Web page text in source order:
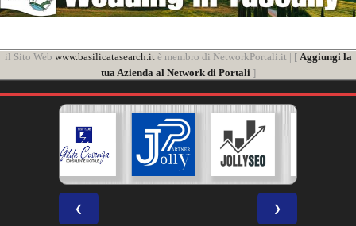
il Sito Web www.basilicatasearch.itè membro di NetworkPortali.it | [ Aggiungi la
tua Azienda al Network di Portali]
❮ ❯